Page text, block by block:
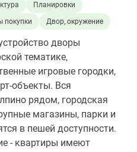
Планировки
покупки Двор, окружение
дворы
тематике,
игровые городки,
объекты. Вся
рядом, городская
магазины, парки и
в пешей доступности.
- квартиры имеют